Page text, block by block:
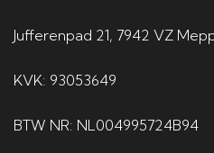
Jufferenpad 21, 7942 VZ
KVK: 93053649
BTW NR: NL004995724B94